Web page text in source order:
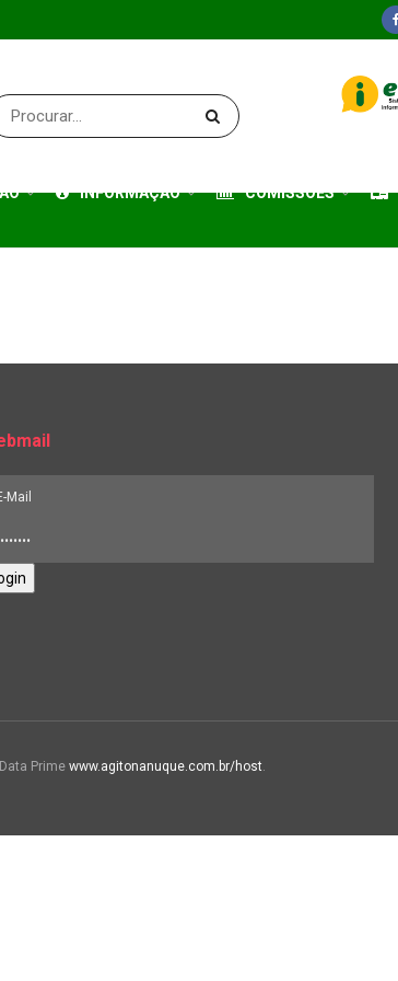
INFORMAÇÃO COMISSÕES
Prime www.agitonanuque.com.br/host.